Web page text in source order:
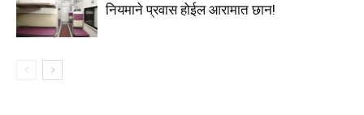
नियमाने प्रवास होईल आरामात छान!